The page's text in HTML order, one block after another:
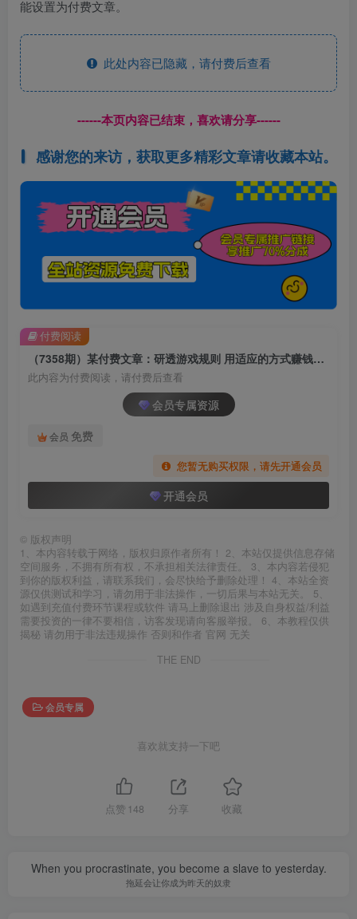
能设置为付费文章。
此处内容已隐藏，请付费后查看
------本页内容已结束，喜欢请分享------
感谢您的来访，获取更多精彩文章请收藏本站。
（7358期）某付费文章：研透游戏规则 用适应的方式赚钱，这几段话 恐怕有点泄露天机了
此内容为付费阅读，请付费后查看
会员专属资源
会员 免费
您暂无购买权限，请先开通会员
开通会员
付费阅读
© 版权声明
1、本内容转载于网络，版权归原作者所有！ 2、本站仅提供信息存储
空间服务，不拥有所有权，不承担相关法律责任。 3、本内容若侵犯
到你的版权利益，请联系我们，会尽快给予删除处理！ 4、本站全资
源仅供测试和学习，请勿用于非法操作，一切后果与本站无关。 5、
如遇到充值付费环节课程或软件 请马上删除退出 涉及自身权益/利益
需要投资的一律不要相信，访客发现请向客服举报。 6、本教程仅供
揭秘 请勿用于非法违规操作 否则和作者 官网 无关
THE END
会员专属
喜欢就支持一下吧
点赞 148 分享 收藏
When you procrastinate, you become a slave to yesterday.
拖延会让你成为昨天的奴隶